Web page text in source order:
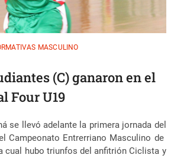
MASCULINO
(C) ganaron en el
Four U19
se llevó adelante la primera jornada del
Campeonato Entrerriano Masculino de
cual hubo triunfos del anfitrión Ciclista y